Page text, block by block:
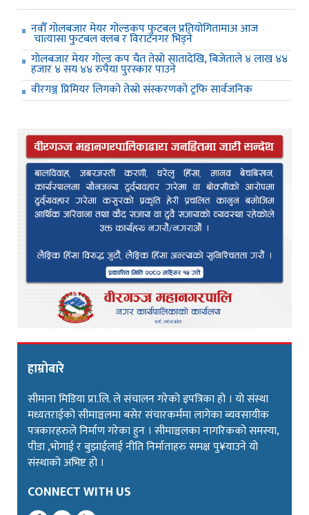
नवौँ गोलबजार मेयर गोल्डकप फुटबल प्रतियोगितामाअ आज
चात्यासा फुटबल क्लब र विराटनगर भिड्ने
गोलबजार मेयर गोल्ड कप चैत तेस्रो सातादेखि, बिजेताले ४ लाख ४४
हजार ४ सय ४४ रुपैया पुरस्कार पाउने
वीरगञ्ज प्रिमियर लिगको तेस्रो संस्करणको ट्रफि सार्वजनिक
हाम्रोबारे
सीमाना मिडिया प्रा.लि. ले संचालन गरेको इपत्रिका हो । यो संस्था
मध्यतराईको सीमाञ्चलमा बसेर संचारकर्ममा लागेका ब्यवसायीक
पत्रकारहरुले निर्माण गरेका हुन । सीमाञ्चलका नागरिकको समस्या,
पीडा ,भोगाई र बुझाईलाई नीति निर्माताहरु समक्ष पु¥याउने यो
संस्थाको अभिष्ट हो ।
CONNECT WITH US